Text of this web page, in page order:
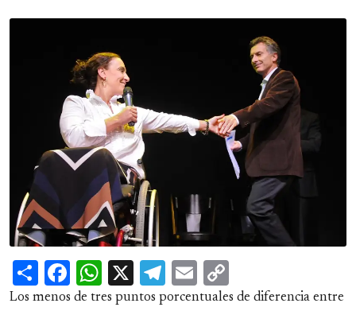
ShareFacebook
WhatsApp
X Telegram
Email
Link
Los menos de tres puntos porcentuales de diferencia entre